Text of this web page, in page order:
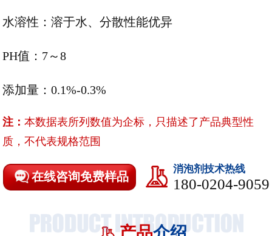
水溶性：溶于水、分散性能优异
PH值：7～8
添加量：0.1%-0.3%
注：本数据表所列数值为企标，只描述了产品典型性
质，不代表规格范围
在线咨询免费样品
消泡剂技术热线
180-0204-9059